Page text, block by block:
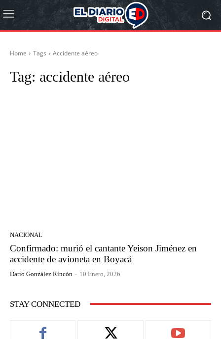
Home Tags Accidente aéreo
Tag: accidente aéreo
NACIONAL
Confirmado: murió el cantante Yeison Jiménez en
accidente de avioneta en Boyacá
Darío González Rincón - 10 Enero, 2026
STAY CONNECTED